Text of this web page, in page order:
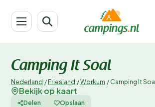
Camping It Soal
Nederland / Friesland /Workum / Camping It Soal
Bekijk op kaart
Delen Opslaan